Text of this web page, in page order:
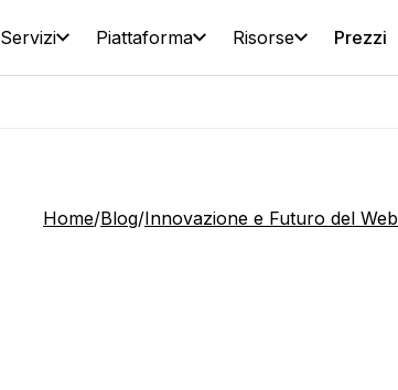
Servizi Piattaforma Risorse Prezzi
Home/Blog/Innovazione e Futuro del Web